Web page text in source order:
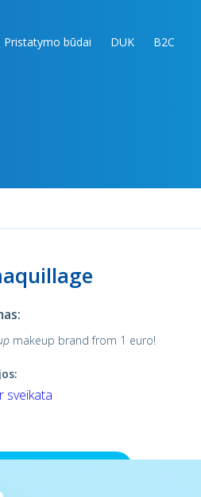
Pristatymo būdai DUK B2C
makeup brand from 1 euro!
sveikata